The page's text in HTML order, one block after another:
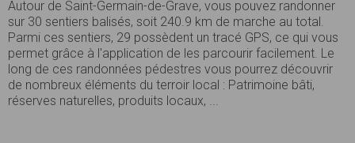
Autour de Saint-Germain-de-Grave, vous pouvez randonner
sur 30 sentiers balisés, soit 240.9 km de marche au total.
Parmi ces sentiers, 29 possèdent un tracé GPS, ce qui vous
permet grâce à l'application de les parcourir facilement. Le
long de ces randonnées pédestres vous pourrez découvrir
de nombreux éléments du terroir local : Patrimoine bâti,
réserves naturelles, produits locaux, ...